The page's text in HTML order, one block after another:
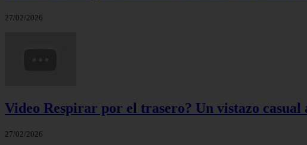
27/02/2026
Video Respirar por el trasero? Un vistazo casual
27/02/2026